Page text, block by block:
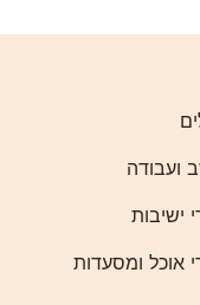
ועבודה
ישיבות
אוכל ומסעדות